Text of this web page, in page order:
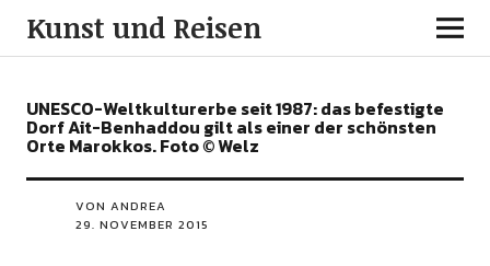
Kunst und Reisen
UNESCO-Weltkulturerbe seit 1987: das befestigte
Dorf Ait-Benhaddou gilt als einer der schönsten
Orte Marokkos. Foto © Welz
VON ANDREA
29. NOVEMBER 2015